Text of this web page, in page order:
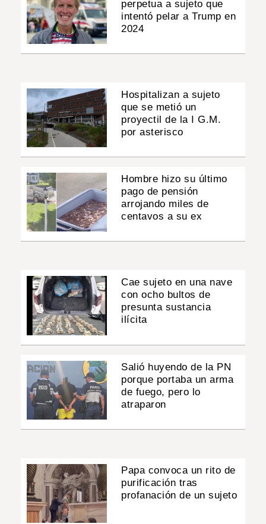
perpetua a sujeto que
intentó pelar a Trump en
2024
Hospitalizan a sujeto
que se metió un
proyectil de la I G.M.
por asterisco
Hombre hizo su último
pago de pensión
arrojando miles de
centavos a su ex
Cae sujeto en una nave
con ocho bultos de
presunta sustancia
ilícita
Salió huyendo de la PN
porque portaba un arma
de fuego, pero lo
atraparon
Papa convoca un rito de
purificación tras
profanación de un sujeto